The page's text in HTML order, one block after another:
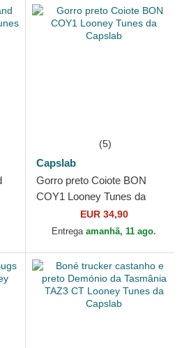
(5)
Capslab
Gorro preto Coiote BON
COY1 Looney Tunes da
EUR 34,90
Entrega amanhã, 11 ago.